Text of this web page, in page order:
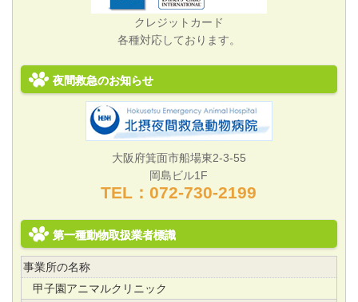
クレジットカード
各種対応しております。
夜間救急のお知らせ
大阪府箕面市船場東2-3-55
岡島ビル1F
TEL：072‐730‐2199
第一種動物取扱業者標識
事業所の名称
甲子園アニマルクリニック